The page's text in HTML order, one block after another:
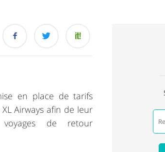
en place de tarifs
Airways afin de leur
de retour